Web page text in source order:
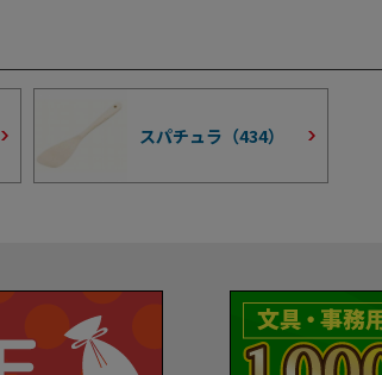
スパチュラ（434）